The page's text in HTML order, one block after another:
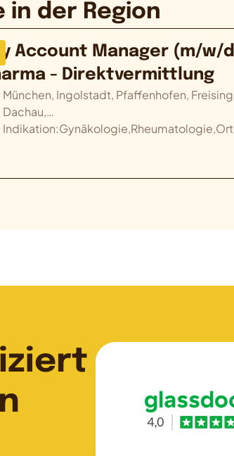
der Region
Account Manager (m/w/
- Direktvermittlung
München, Ingolstadt, Pfaffenhofen,
Dachau,…
Indikation: